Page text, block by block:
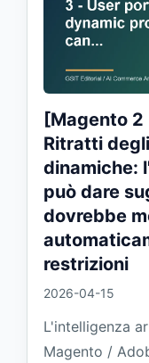
[Magento 2
Ritratti
dinamiche:
può dare
dovrebbe
restrizioni
2026-04-15
L'intelligenza
Magento /